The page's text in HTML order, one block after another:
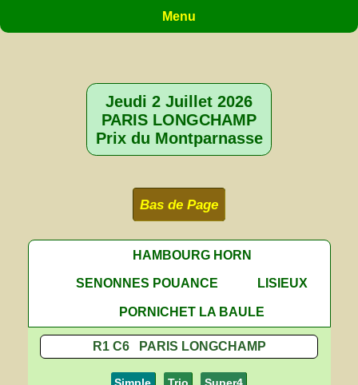
Menu
Jeudi 2 Juillet 2026
PARIS LONGCHAMP
Prix du Montparnasse
Bas de Page
HAMBOURG HORN
SENONNES POUANCE
LISIEUX
PORNICHET LA BAULE
R1 C6 PARIS LONGCHAMP